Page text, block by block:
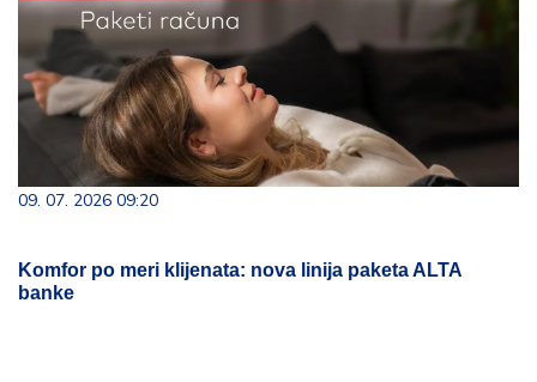
09. 07. 2026 09:20
Komfor po meri klijenata: nova linija paketa ALTA
banke